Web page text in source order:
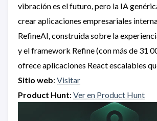
vibración es el futuro, pero la IA
crear aplicaciones empresariales
RefineAI, construida sobre la
y el framework Refine (con más de 31
ofrece aplicaciones React escalables
Sitio web: Visitar
Product Hunt: Ver en Product Hunt